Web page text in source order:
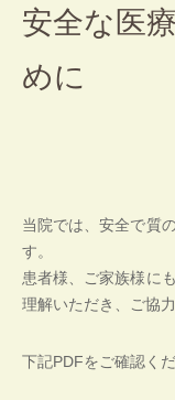
安全な医
めに
当院では、安全で質
す。
患者様、ご家族様に
理解いただき、ご協
下記PDFをご確認くだ